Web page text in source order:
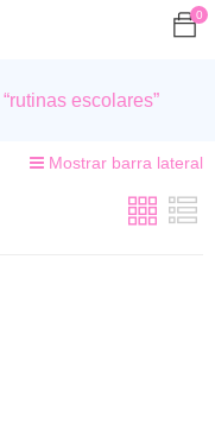
0
escolares”
Mostrar barra lateral